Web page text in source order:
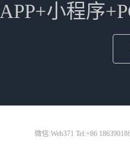
APP+小程序
微信:Web371 Tel:+86